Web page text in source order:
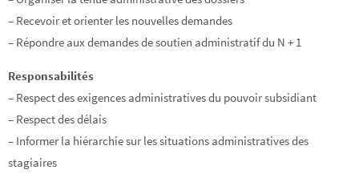
– Recevoir et orienter les nouvelles demandes
– Répondre aux demandes de soutien administratif du N + 1
Responsabilités
– Respect des exigences administratives du pouvoir subsidiant
– Respect des délais
– Informer la hiérarchie sur les situations administratives des
stagiaires